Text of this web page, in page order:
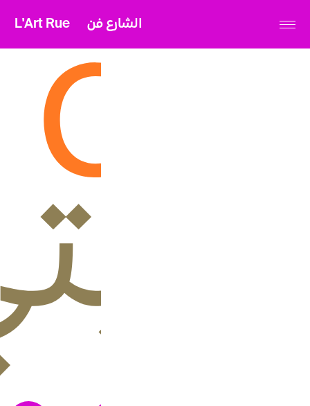
L'Art Rue الشارع فن